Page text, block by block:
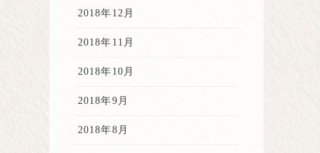
2018年12月
2018年11月
2018年10月
2018年9月
2018年8月